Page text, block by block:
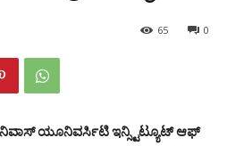
0
65
ಯೂನಿವರ್ಸಿಟಿ ಇನ್ಸ್ಟಿಟ್ಯೂಟ್ ಆಫ್